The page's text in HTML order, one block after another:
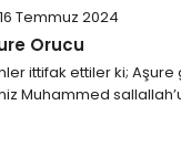
16 Temmuz 2024
Orucu
ittifak ettiler ki;
Muhammed